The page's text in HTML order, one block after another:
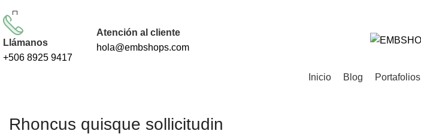
Llámanos
+506 8925 9417
Atención al cliente
hola@embshops.com
Inicio Blog Portafolios
Rhoncus quisque sollicitudin